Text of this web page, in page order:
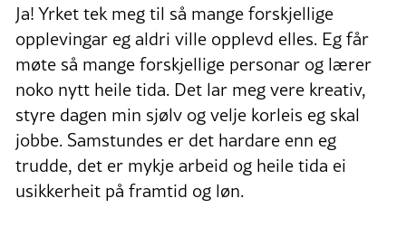
Ja! Yrket tek meg til så mange forskjellige
opplevingar eg aldri ville opplevd elles. Eg får
møte så mange forskjellige personar og lærer
noko nytt heile tida. Det lar meg vere kreativ,
styre dagen min sjølv og velje korleis eg skal
jobbe. Samstundes er det hardare enn eg
trudde, det er mykje arbeid og heile tida ei
usikkerheit på framtid og løn.